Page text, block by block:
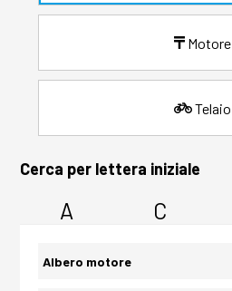
Motore
Telaio
Cerca per lettera iniziale
A C
Albero motore